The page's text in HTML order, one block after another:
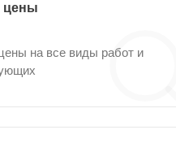
цены
на все виды работ и